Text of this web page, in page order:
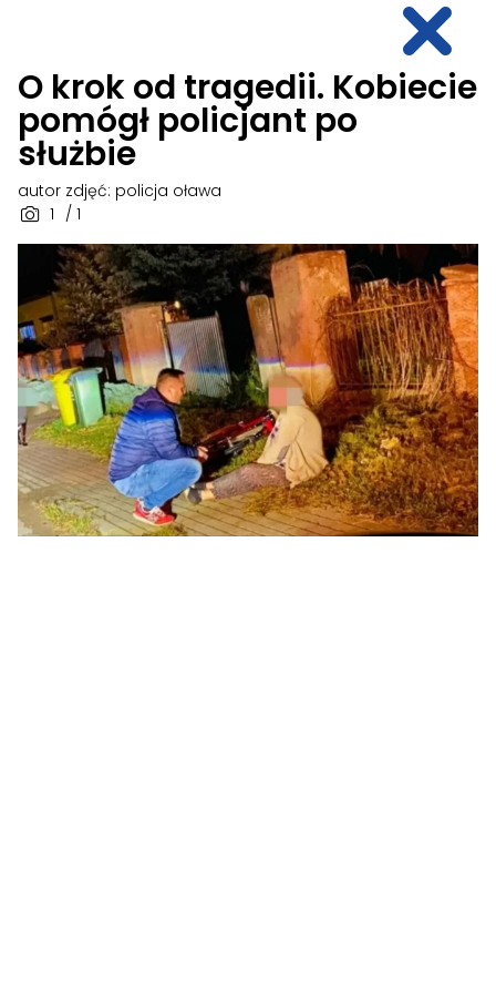
O krok od tragedii. Kobiecie
pomógł policjant po
służbie
1 / 1
autor zdjęć: policja oława